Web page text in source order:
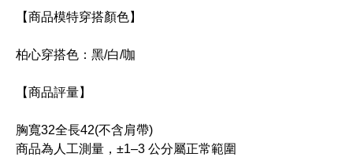
【商品模特穿搭顏色】
柏心穿搭色：黑/白/咖
【商品評量】
胸寬32全長42(不含肩帶)
商品為人工測量，±1–3 公分屬正常範圍